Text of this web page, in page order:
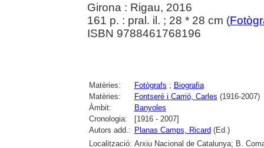
Girona : Rigau, 2016
161 p. : pral. il. ; 28 * 28 cm (
ISBN 9788461768196
Matèries: Fotògrafs ; Biografia
Matèries:
Fontserè i Carrió, Carles (1916-2007)
Àmbit:
Banyoles
Cronologia:
[1916 - 2007]
Autors add.: Planas Camps, Ricard (Ed.)
Localització: Arxiu Nacional de Catalunya; B.